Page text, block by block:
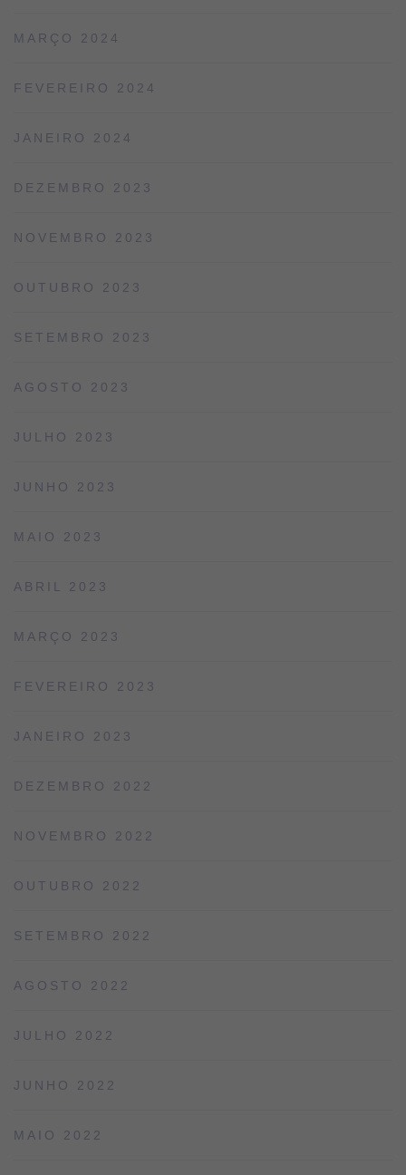
MARÇO 2024
FEVEREIRO 2024
JANEIRO 2024
DEZEMBRO 2023
NOVEMBRO 2023
OUTUBRO 2023
SETEMBRO 2023
AGOSTO 2023
JULHO 2023
JUNHO 2023
MAIO 2023
ABRIL 2023
MARÇO 2023
FEVEREIRO 2023
JANEIRO 2023
DEZEMBRO 2022
NOVEMBRO 2022
OUTUBRO 2022
SETEMBRO 2022
AGOSTO 2022
JULHO 2022
JUNHO 2022
MAIO 2022